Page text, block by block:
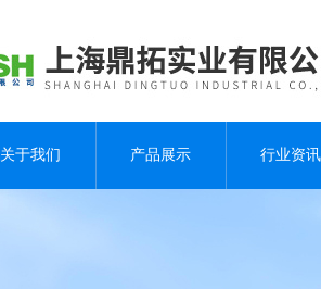
关于我们 产品展示 行业资讯